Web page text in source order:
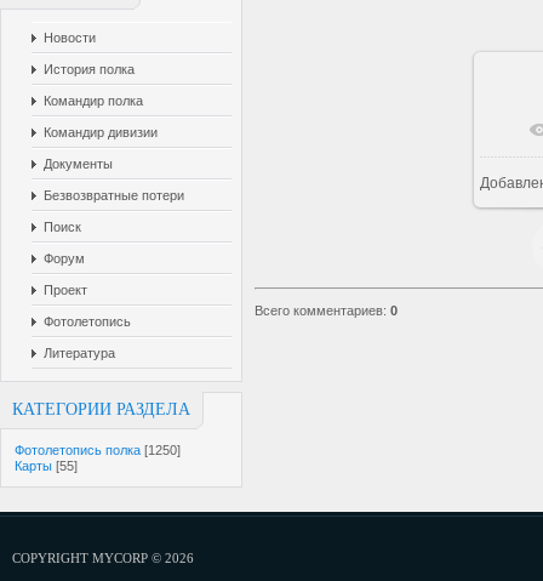
Новости
История полка
Командир полка
Командир дивизии
Документы
Безвозвратные потери
Поиск
Форум
Проект
Фотолетопись
Литература
КАТЕГОРИИ РАЗДЕЛА
Фотолетопись полка [1250]
Карты [55]
Всего комментариев: 0
COPYRIGHT MYCORP © 2026